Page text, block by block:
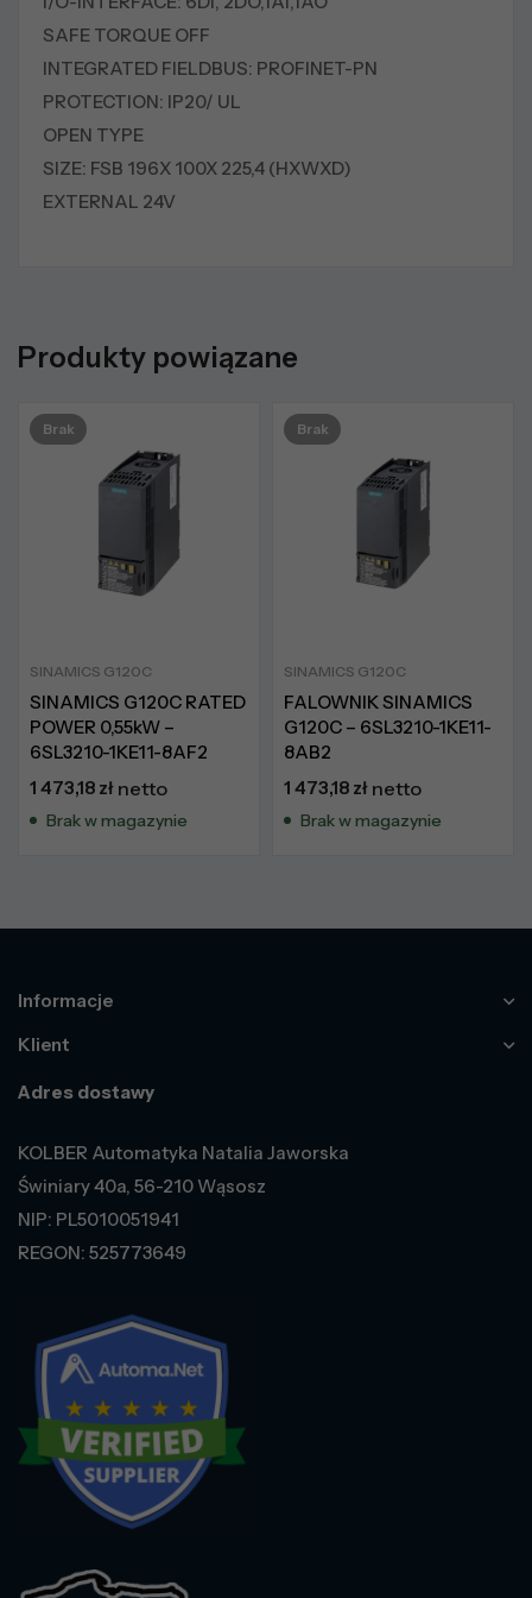
SAFE TORQUE OFF
INTEGRATED FIELDBUS: PROFINET-PN
PROTECTION: IP20/ UL
OPEN TYPE
SIZE: FSB 196X 100X 225,4 (HXWXD)
EXTERNAL 24V
Produkty powiązane
Brak
SINAMICS G120C
SINAMICS G120C RATED
POWER 0,55kW –
6SL3210-1KE11-8AF2
1 473,18 zł netto
Brak w magazynie
Brak
SINAMICS G120C
FALOWNIK SINAMICS
G120C – 6SL3210-1KE11-
8AB2
1 473,18 zł netto
Brak w magazynie
Informacje
Klient
Adres dostawy
KOLBER Automatyka Natalia Jaworska
Świniary 40a, 56-210 Wąsosz
NIP: PL5010051941
REGON: 525773649